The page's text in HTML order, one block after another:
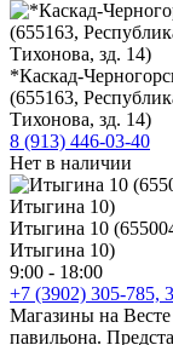
*Каскад-
(655163,
Тихонова, зд. 14)
8 (913) 446-03-40
Нет в наличии
Итыгина 10
Итыгина 10)
9:00 - 18:00
+7 (3902) 305-785,
Магазины на Весте
павильона.